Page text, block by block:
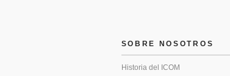
SOBRE NOSOTROS
Historia del ICOM